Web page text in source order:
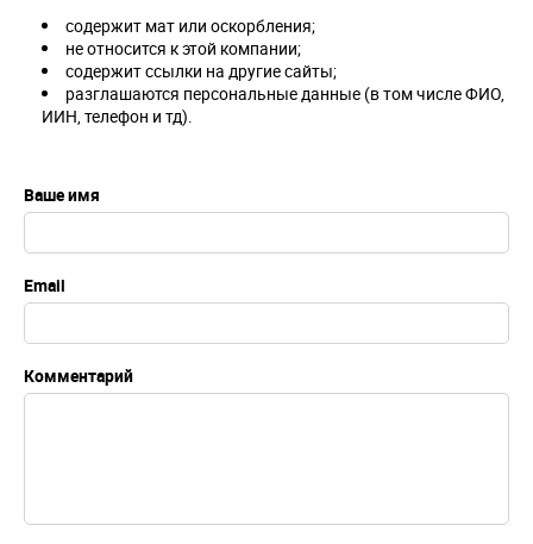
Ваше имя
Email
Комментарий
содержит мат или оскорбления;
не относится к этой компании;
содержит ссылки на другие сайты;
разглашаются персональные данные (в том числе ФИО,
ИИН, телефон и тд).